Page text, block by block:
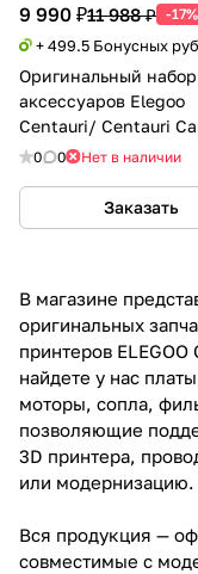
9 990 ₽11 988 ₽ -17%
+ 499.5 Бонусных
Оригинальный набор
аксессуаров Elegoo
Centauri/ Centauri
0 0 Нет в наличии
Заказать
В магазине
оригинальных
принтеров
найдете у нас
моторы, сопла,
позволяющие
3D принтера,
или модернизацию.
Вся продукция —
совместимые с